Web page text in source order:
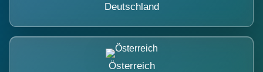
Deutschland
Österreich